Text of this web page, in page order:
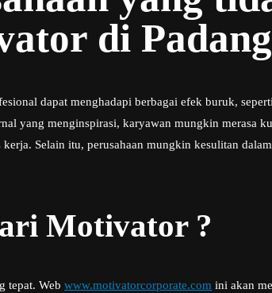
di Padang
dapat menghadapi berbagai efek buruk,
yang menginspirasi, karyawan mungkin merasa
Selain itu, perusahaan mungkin kesulitan
Motivator ?
tepat. Web www.motivatorcorporate.com ini akan